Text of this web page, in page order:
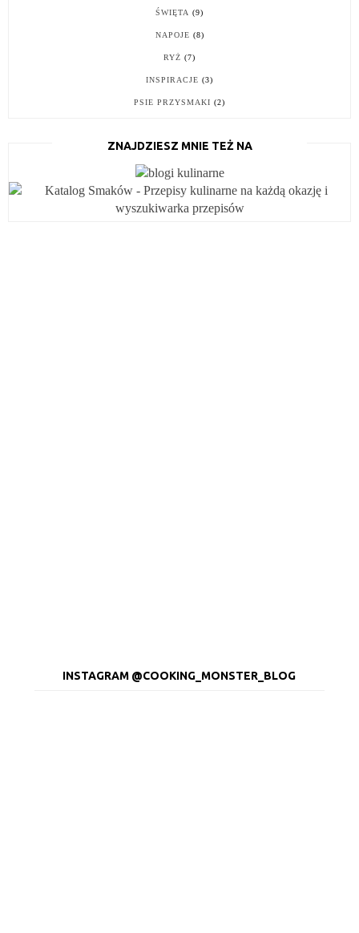
ŚWIĘTA (9)
NAPOJE (8)
RYŻ (7)
INSPIRACJE (3)
PSIE PRZYSMAKI (2)
ZNAJDZIESZ MNIE TEŻ NA
INSTAGRAM @COOKING_MONSTER_BLOG